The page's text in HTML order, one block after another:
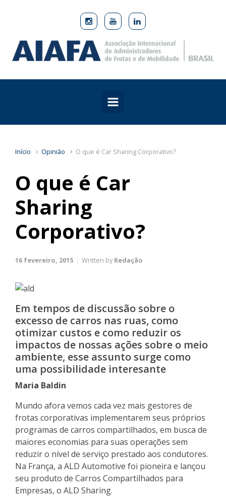
Skip to main content
Início Opinião O que é Car Sharing Corporativo?
O que é Car
Sharing
Corporativo?
16 fevereiro, 2015 Written by Redação
Em tempos de discussão sobre o
excesso de carros nas ruas, como
otimizar custos e como reduzir os
impactos de nossas ações sobre o meio
ambiente, esse assunto surge como
uma possibilidade interesante
Maria Baldin
Mundo afora vemos cada vez mais gestores de
frotas corporativas implementarem seus próprios
programas de carros compartilhados, em busca de
maiores economias para suas operações sem
reduzir o nível de serviço prestado aos condutores.
Na França, a ALD Automotive foi pioneira e lançou
seu produto de Carros Compartilhados para
Empresas, o ALD Sharing.